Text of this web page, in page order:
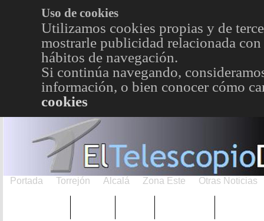
Uso de cookies
Utilizamos cookies propias y de
mostrarle publicidad relacionada
hábitos de navegación.
Si continúa navegando,
información, o bien conocer cómo
cookies
Portada Torrejón Alcalá Zona Este Otras Noticias